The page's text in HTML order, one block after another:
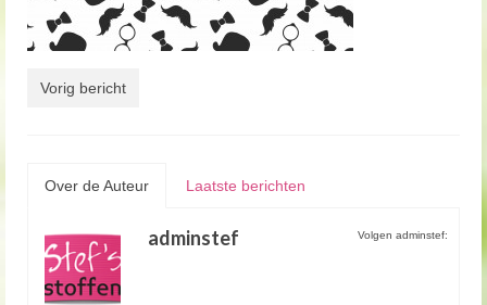
Vorig bericht
Over de Auteur Laatste berichten
Volgen adminstef:
adminstef